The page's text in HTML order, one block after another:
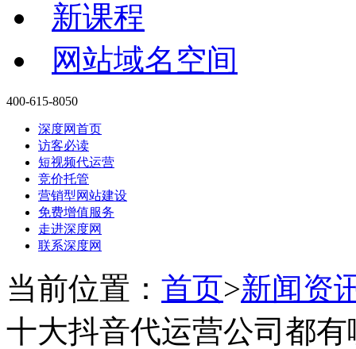
新课程
网站域名空间
400-615-8050
深度网首页
访客必读
短视频代运营
竞价托管
营销型网站建设
免费增值服务
走进深度网
联系深度网
当前位置： 首页>新闻资
十大抖音代运营公司都